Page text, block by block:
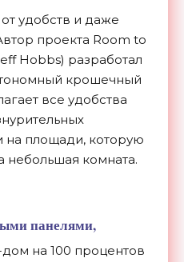
удобств и даже
проекта Room to
Hobbs) разработал
крошечный
все удобства
на площади, которую
небольшая комната.
панелями,
на 100 процентов